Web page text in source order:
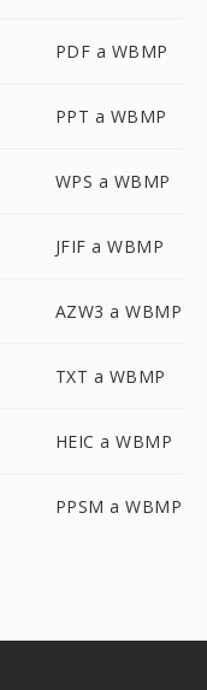
PDF a WBMP
PPT a WBMP
WPS a WBMP
JFIF a WBMP
AZW3 a WBMP
TXT a WBMP
HEIC a WBMP
PPSM a WBMP